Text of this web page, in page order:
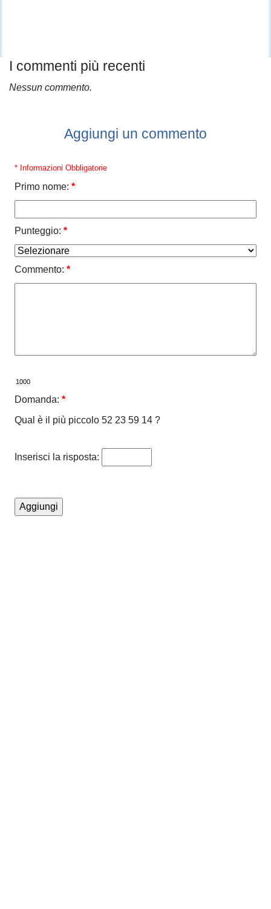
I commenti più recenti
Nessun commento.
Aggiungi un commento
* Informazioni Obbligatorie
Primo nome: *
Punteggio: *
Commento: *
Domanda: *
Qual è il più piccolo 52 23 59 14 ?
Inserisci la risposta: